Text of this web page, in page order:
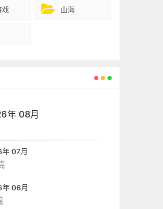
戏 山海
年 08月
07月
06月